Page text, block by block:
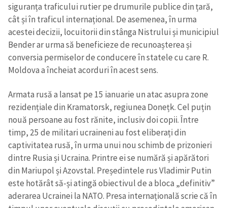
siguranța traficului rutier pe drumurile publice din țară,
cât și în traficul internațional. De asemenea, în urma
acestei decizii, locuitorii din stânga Nistrului și municipiul
Bender ar urma să beneficieze de recunoașterea și
conversia permiselor de conducere în statele cu care R.
Moldova a încheiat acorduri în acest sens.
Armata rusă a lansat pe 15 ianuarie un atac asupra zone
rezidențiale din Kramatorsk, regiunea Donețk. Cel puțin
nouă persoane au fost rănite, inclusiv doi copii. Între
timp, 25 de militari ucraineni au fost eliberați din
captivitatea rusă, în urma unui nou schimb de prizonieri
dintre Rusia și Ucraina. Printre ei se numără și apărători
din Mariupol și Azovstal. Președintele rus Vladimir Putin
este hotărât să-și atingă obiectivul de a bloca „definitiv”
aderarea Ucrainei la NATO. Presa internațională scrie că în
ȘTIREA MEA
Titlu știre
+ Adaugă titlu
Fotografie
+ Încarcă imagine
Link media+ Link media
Mesajul știrei
+ Mesajul știrei